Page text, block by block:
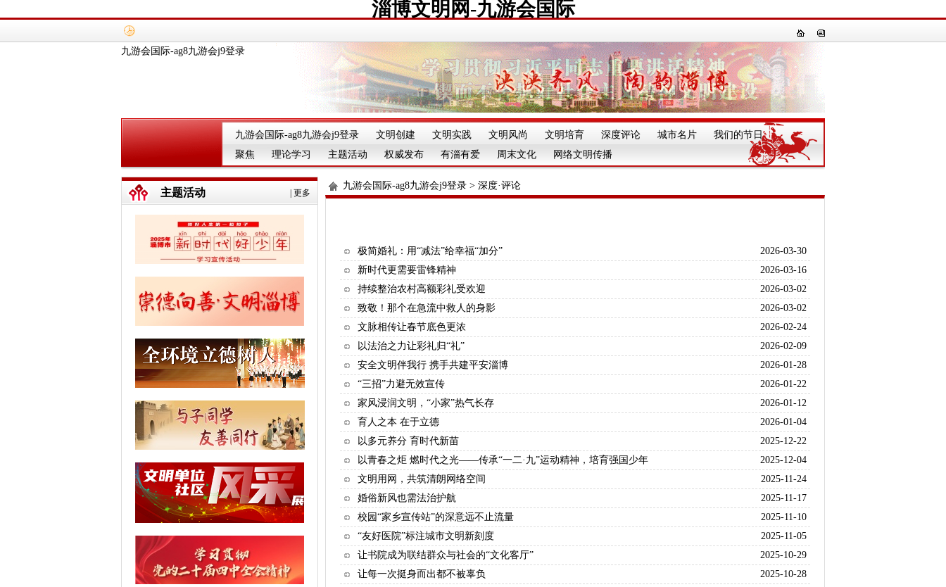
淄博文明网-九游会国际
九游会国际-ag8九游会j9登录
九游会国际-ag8九游会j9登录 文明创建 文明实践 文明风尚 文明培育 深度评论 城市名片 我们的节日一
聚焦
理论学习 主题活动 权威发布 有淄有爱 周末文化 网络文明传播
更多
主题活动
九游会国际-ag8九游会j9登录 > 深度·评论
2026-03-30
极简婚礼：用“减法”给幸福“加分”
2026-03-16
新时代更需要雷锋精神
2026-03-02
持续整治农村高额彩礼受欢迎
2026-03-02
致敬！那个在急流中救人的身影
2026-02-24
文脉相传让春节底色更浓
2026-02-09
以法治之力让彩礼归“礼”
2026-01-28
安全文明伴我行 携手共建平安淄博
2026-01-22
“三招”力避无效宣传
2026-01-12
家风浸润文明，“小家”热气长存
2026-01-04
育人之本 在于立德
2025-12-22
以多元养分 育时代新苗
2025-12-04
以青春之炬 燃时代之光——传承“一二·九”运动精神，培育强国少年
2025-11-24
文明用网，共筑清朗网络空间
2025-11-17
婚俗新风也需法治护航
2025-11-10
校园“家乡宣传站”的深意远不止流量
2025-11-05
“友好医院”标注城市文明新刻度
2025-10-29
让书院成为联结群众与社会的“文化客厅”
2025-10-28
让每一次挺身而出都不被辜负